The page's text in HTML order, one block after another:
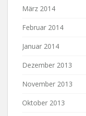
März 2014
Februar 2014
Januar 2014
Dezember 2013
November 2013
Oktober 2013